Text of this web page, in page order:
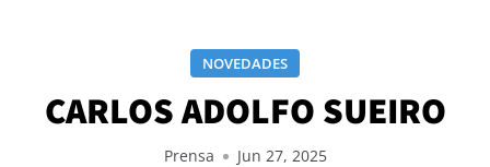
NOVEDADES
CARLOS ADOLFO SUEIRO
Prensa Jun 27, 2025